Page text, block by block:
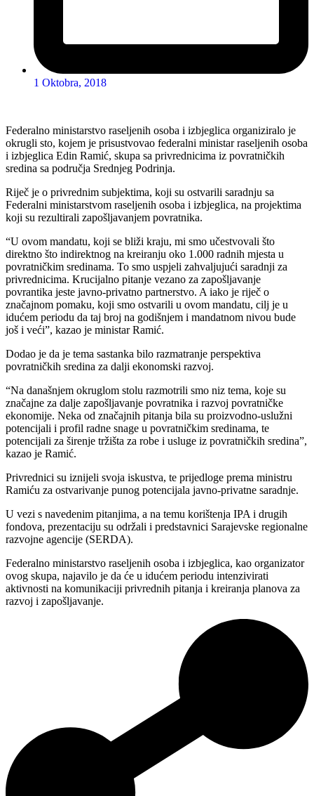
1 Oktobra, 2018
Federalno ministarstvo raseljenih osoba i izbjeglica organiziralo je
okrugli sto, kojem je prisustvovao federalni ministar raseljenih osoba
i izbjeglica Edin Ramić, skupa sa privrednicima iz povratničkih
sredina sa područja Srednjeg Podrinja.
Riječ je o privrednim subjektima, koji su ostvarili saradnju sa
Federalni ministarstvom raseljenih osoba i izbjeglica, na projektima
koji su rezultirali zapošljavanjem povratnika.
“U ovom mandatu, koji se bliži kraju, mi smo učestvovali što
direktno što indirektnog na kreiranju oko 1.000 radnih mjesta u
povratničkim sredinama. To smo uspjeli zahvaljujući saradnji za
privrednicima. Krucijalno pitanje vezano za zapošljavanje
povrantika jeste javno-privatno partnerstvo. A iako je riječ o
značajnom pomaku, koji smo ostvarili u ovom mandatu, cilj je u
idućem periodu da taj broj na godišnjem i mandatnom nivou bude
još i veći”, kazao je ministar Ramić.
Dodao je da je tema sastanka bilo razmatranje perspektiva
povratničkih sredina za dalji ekonomski razvoj.
“Na današnjem okruglom stolu razmotrili smo niz tema, koje su
značajne za dalje zapošljavanje povratnika i razvoj povratničke
ekonomije. Neka od značajnih pitanja bila su proizvodno-uslužni
potencijali i profil radne snage u povratničkim sredinama, te
potencijali za širenje tržišta za robe i usluge iz povratničkih sredina”,
kazao je Ramić.
Privrednici su iznijeli svoja iskustva, te prijedloge prema ministru
Ramiću za ostvarivanje punog potencijala javno-privatne saradnje.
U vezi s navedenim pitanjima, a na temu korištenja IPA i drugih
fondova, prezentaciju su održali i predstavnici Sarajevske regionalne
razvojne agencije (SERDA).
Federalno ministarstvo raseljenih osoba i izbjeglica, kao organizator
ovog skupa, najavilo je da će u idućem periodu intenzivirati
aktivnosti na komunikaciji privrednih pitanja i kreiranja planova za
razvoj i zapošljavanje.